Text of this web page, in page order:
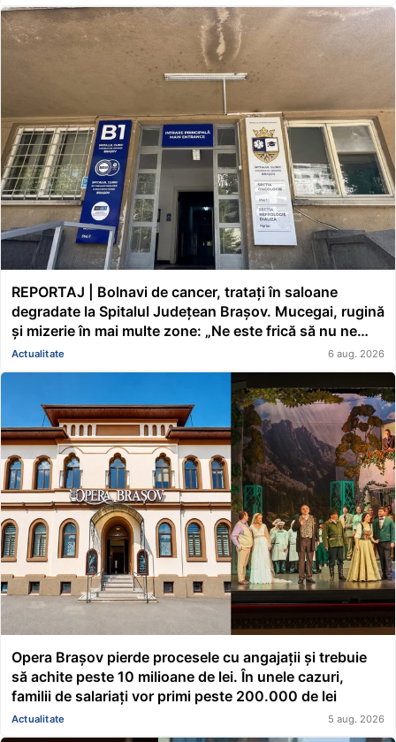
REPORTAJ | Bolnavi de cancer, tratați în saloane
degradate la Spitalul Județean Brașov. Mucegai, rugină
și mizerie în mai multe zone: „Ne este frică să nu ne
cadă tavanul în cap” FOTO/VIDEO
Actualitate 6 aug. 2026
Opera Brașov pierde procesele cu angajații și trebuie
să achite peste 10 milioane de lei. În unele cazuri,
familii de salariați vor primi peste 200.000 de lei
Actualitate 5 aug. 2026